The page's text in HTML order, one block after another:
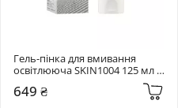
Гель-пінка для вмивання
освітлююча SKIN1004 125 мл
Cleansing Gel Foam
649 ₴